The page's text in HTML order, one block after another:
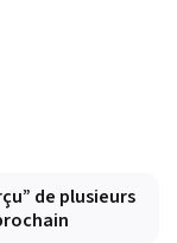
de plusieurs